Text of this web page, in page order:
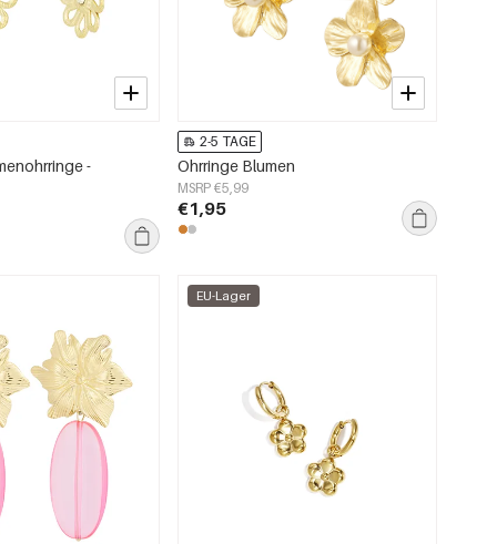
-
2-5 TAGE
Ohrringe Blumen
MSRP €5,99
€1,95
EU-Lager